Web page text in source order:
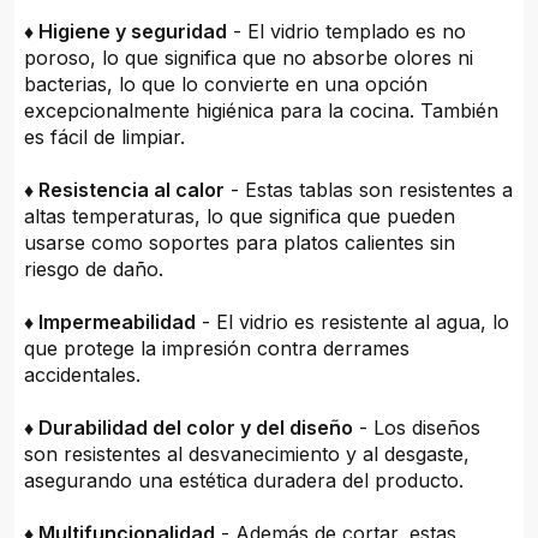
♦ Higiene y seguridad - El vidrio templado es no
poroso, lo que significa que no absorbe olores ni
bacterias, lo que lo convierte en una opción
excepcionalmente higiénica para la cocina. También
es fácil de limpiar.
♦ Resistencia al calor - Estas tablas son resistentes a
altas temperaturas, lo que significa que pueden
usarse como soportes para platos calientes sin
riesgo de daño.
♦ Impermeabilidad - El vidrio es resistente al agua, lo
que protege la impresión contra derrames
accidentales.
♦ Durabilidad del color y del diseño - Los diseños
son resistentes al desvanecimiento y al desgaste,
asegurando una estética duradera del producto.